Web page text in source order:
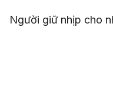
Người giữ nhịp cho